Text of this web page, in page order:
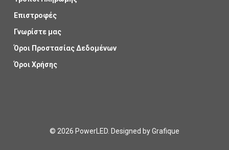
Επιστροφές
Γνωρίστε μας
Όροι Προστασίας Δεδομένων
Όροι Χρήσης
© 2026 PowerLED. Designed byGrafique